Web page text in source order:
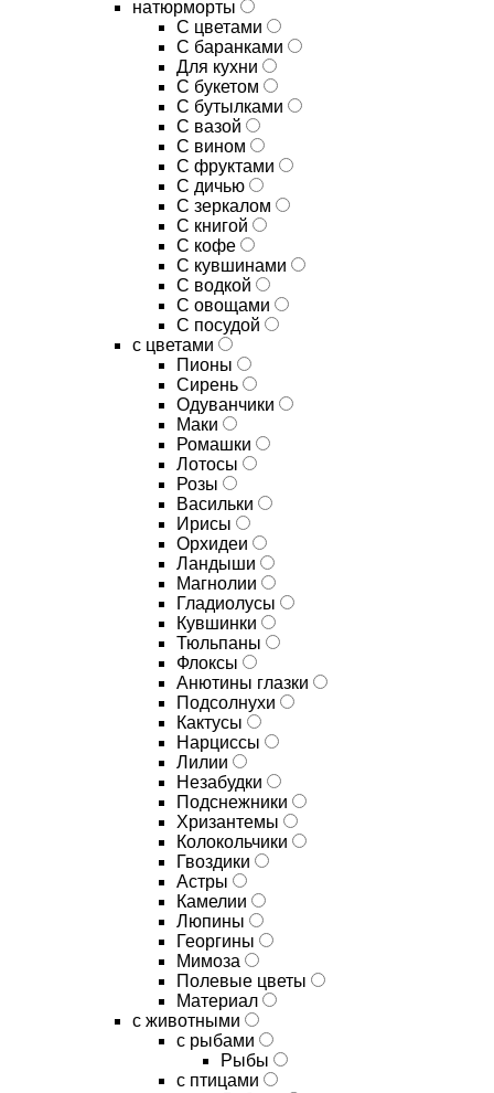
натюрморты
С цветами
С баранками
Для кухни
C букетом
C бутылками
C вазой
C вином
C фруктами
C дичью
C зеркалом
C книгой
C кофе
C кувшинами
C водкой
C овощами
C посудой
с цветами
Пионы
Сирень
Одуванчики
Маки
Ромашки
Лотосы
Розы
Васильки
Ирисы
Орхидеи
Ландыши
Магнолии
Гладиолусы
Кувшинки
Тюльпаны
Флоксы
Анютины глазки
Подсолнухи
Кактусы
Нарциссы
Лилии
Незабудки
Подснежники
Хризантемы
Колокольчики
Гвоздики
Астры
Камелии
Люпины
Георгины
Мимоза
Полевые цветы
Материал
с животными
с рыбами
Рыбы
с птицами